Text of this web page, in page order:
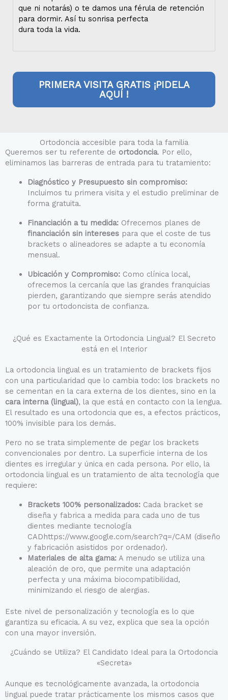
que ni notarás) o te damos una férula de retención
para dormir. Así tu sonrisa perfecta
dura toda la vida.
PRIMERA VISITA GRATIS ¡PIDELA
AQUÍ !
Ortodoncia accesible para toda la familia
Queremos ser tu referente de ortodoncia. Por ello,
eliminamos las barreras de entrada para tu tratamiento:
Diagnóstico y Presupuesto sin compromiso:
Incluimos tu primera visita y el estudio preliminar de
forma gratuita.
Financiación a tu medida:Ofrecemos planes de
financiación sin interesespara que el coste de tus
brackets o alineadores se adapte a tu economía
mensual.
Ubicación y Compromiso:Como clínica local,
ofrecemos la cercanía que las grandes franquicias
pierden, garantizando que siempre serás atendido
por tu ortodoncista de confianza.
¿Qué es Exactamente la Ortodoncia Lingual? El Secreto
está en el Interior
La ortodoncia lingual es un tratamiento de brackets fijos
con una particularidad que lo cambia todo: los brackets no
se cementan en la cara externa de los dientes, sino en la
cara interna (lingual), la que está en contacto con la lengua.
El resultado es una ortodoncia que es, a efectos prácticos,
100% invisible para los demás.
Pero no se trata simplemente de pegar los brackets
convencionales por dentro. La superficie interna de los
dientes es irregular y única en cada persona. Por ello, la
ortodoncia lingual es un tratamiento de alta tecnología que
requiere:
Brackets 100% personalizados:Cada bracket se
diseña y fabrica a medida para cada uno de tus
dientes mediante tecnología
CADhttps://www.google.com/search?q=/CAM (diseño
y fabricación asistidos por ordenador).
Materiales de alta gama:A menudo se utiliza una
aleación de oro, que permite una adaptación
perfecta y una máxima biocompatibilidad,
minimizando el riesgo de alergias.
Este nivel de personalización y tecnología es lo que
garantiza su eficacia. A su vez, explica que sea la opción
con una mayor inversión.
¿Cuándo se Utiliza? El Candidato Ideal para la Ortodoncia
«Secreta»
Aunque es tecnológicamente avanzada, la ortodoncia
lingual puede tratar prácticamente los mismos casos que